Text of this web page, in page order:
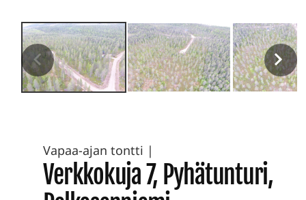
Vapaa-ajan tontti |
Verkkokuja 7, Pyhätunturi,